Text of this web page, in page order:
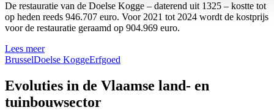
De restauratie van de Doelse Kogge – daterend uit 1325 – kostte tot
op heden reeds 946.707 euro. Voor 2021 tot 2024 wordt de kostprijs
voor de restauratie geraamd op 904.969 euro.
Lees meer
BrusselDoelse KoggeErfgoed
Evoluties in de Vlaamse land- en
tuinbouwsector